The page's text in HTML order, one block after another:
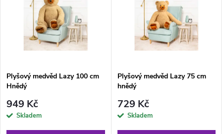
p
r
s
p
r
Plyšový medvěd Lazy 100 cm
Hnědý
949 Kč
Skladem
Plyšový medvěd Lazy 75 cm
hnědý
729 Kč
Skladem